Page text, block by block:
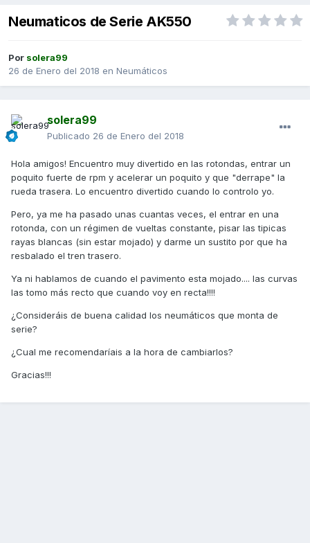
Neumaticos de Serie AK550
Por solera99
26 de Enero del 2018 en Neumáticos
solera99
Publicado 26 de Enero del 2018
Hola amigos! Encuentro muy divertido en las rotondas, entrar un
poquito fuerte de rpm y acelerar un poquito y que "derrape" la
rueda trasera. Lo encuentro divertido cuando lo controlo yo.
Pero, ya me ha pasado unas cuantas veces, el entrar en una
rotonda, con un régimen de vueltas constante, pisar las tipicas
rayas blancas (sin estar mojado) y darme un sustito por que ha
resbalado el tren trasero.
Ya ni hablamos de cuando el pavimento esta mojado.... las curvas
las tomo más recto que cuando voy en recta!!!!
¿Consideráis de buena calidad los neumáticos que monta de
serie?
¿Cual me recomendaríais a la hora de cambiarlos?
Gracias!!!